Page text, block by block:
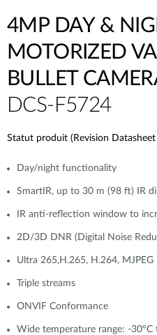
4MP DAY &
MOTORIZED
BULLET
DCS-F5724
Statut produit (Revision Datasheet
Day/night functionality
SmartIR, up to 30 m (98 ft) IR
IR anti-reflection window to
2D/3D DNR (Digital Noise
Ultra 265,H.265, H.264, MJPEG
Triple streams
ONVIF Conformance
Wide temperature range: -30°C